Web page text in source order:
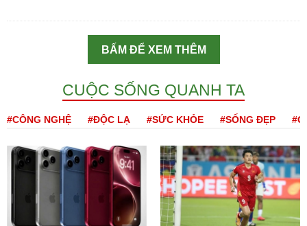
BẤM ĐỂ XEM THÊM
CUỘC SỐNG QUANH TA
#CÔNG NGHỆ #ĐỘC LẠ #SỨC KHỎE #SỐNG ĐẸP